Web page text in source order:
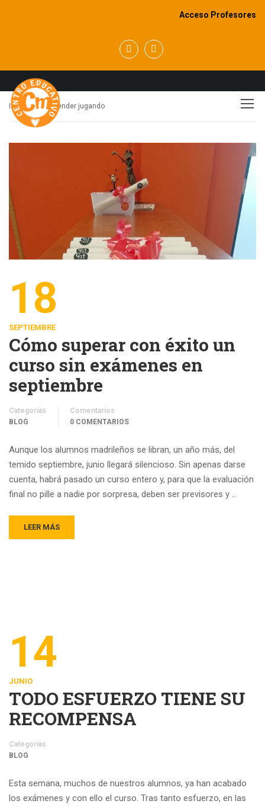
Acceso Profesores
APRENDER JUGANDO
Inicio aprender jugando
18
SEPTIEMBRE
Cómo superar con éxito un
curso sin exámenes en
septiembre
Categorías
BLOG
Comentarios
0 COMENTARIOS
Aunque los alumnos madrileños se libran, un año más, del
temido septiembre, junio llegará silencioso. Sin apenas darse
cuenta, habrá pasado un curso entero y, para que la evaluación
final no pille a nadie por sorpresa, deben ser previsores y …
LEER MÁS
14
JUNIO
TODO ESFUERZO TIENE SU
RECOMPENSA
Categorías
BLOG
Esta semana, muchos de nuestros alumnos, ya han acabado
los exámenes y con ello el curso. Tras tanto esfuerzo, en las